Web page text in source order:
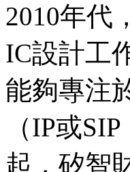
2010年代
IC設計工
能夠專注
（IP或
起，矽智